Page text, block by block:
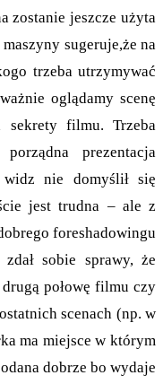
zostanie jeszcze użyta
sugeruje,że na
trzeba utrzymywać
oglądamy scenę
filmu. Trzeba
prezentacja
nie domyślił się
jest trudna – ale z
foreshadowingu
sobie sprawy, że
połowę filmu czy
scenach (np. w
ma miejsce w którym
dobrze bo wydaje